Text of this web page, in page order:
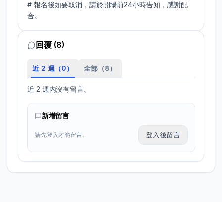
# 報名後如要取消，請於開場前24小時告知，感謝配
合。
回覆 (8)
近 2 週（0） 全部（8）
近 2 週內沒有留言。
新增留言
請先登入才能留言。 登入後留言